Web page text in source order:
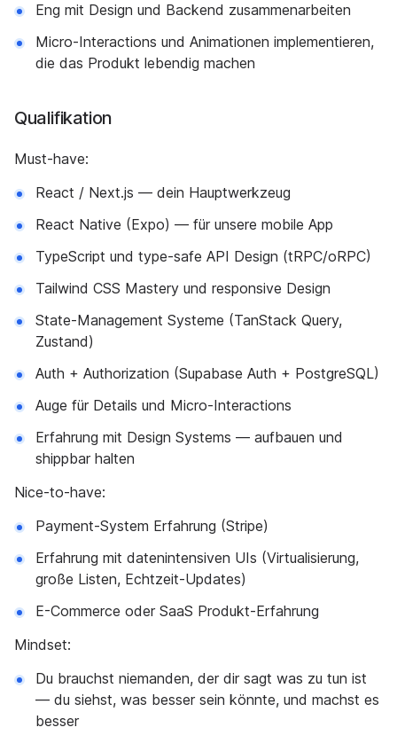
Eng mit Design und Backend zusammenarbeiten
Micro-Interactions und Animationen implementieren,
die das Produkt lebendig machen
Qualifikation
Must-have:
React / Next.js — dein Hauptwerkzeug
React Native (Expo) — für unsere mobile App
TypeScript und type-safe API Design (tRPC/oRPC)
Tailwind CSS Mastery und responsive Design
State-Management Systeme (TanStack Query,
Zustand)
Auth + Authorization (Supabase Auth + PostgreSQL)
Auge für Details und Micro-Interactions
Erfahrung mit Design Systems — aufbauen und
shippbar halten
Nice-to-have:
Payment-System Erfahrung (Stripe)
Erfahrung mit datenintensiven UIs (Virtualisierung,
große Listen, Echtzeit-Updates)
E-Commerce oder SaaS Produkt-Erfahrung
Mindset:
Du brauchst niemanden, der dir sagt was zu tun ist
— du siehst, was besser sein könnte, und machst es
besser